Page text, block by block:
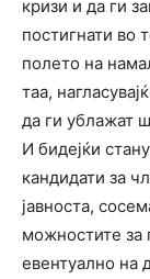
кризи и да ги
постигнати во
полето на
таа,
да ги ублажат
И бидејќи
кандидати за
јавноста,
можностите за
евентуално на